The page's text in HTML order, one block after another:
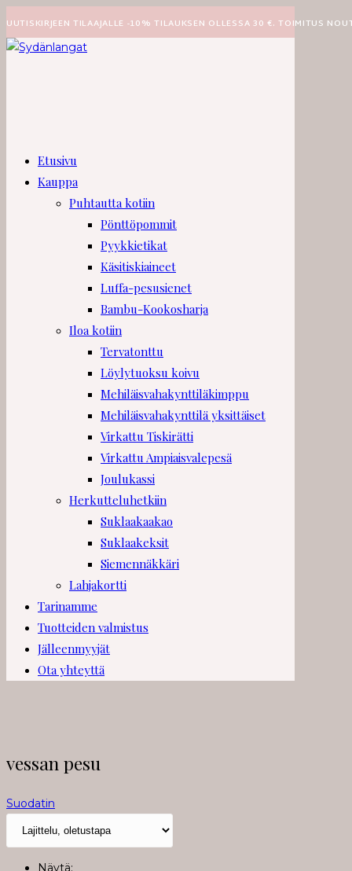
suoraan
sisältöön
UUTISKIRJEEN TILAAJALLE -10% TILAUKSEN OLLESSA 30 €. TOIMITUS
Etusivu
Kauppa
Puhtautta kotiin
Pönttöpommit
Pyykkietikat
Käsitiskiaineet
Luffa-pesusienet
Bambu-Kookosharja
Iloa kotiin
Tervatonttu
Löylytuoksu koivu
Mehiläisvahakynttiläkimppu
Mehiläisvahakynttilä yksittäiset
Virkattu Tiskirätti
Virkattu Ampiaisvalepesä
Joulukassi
Herkutteluhetkiin
Suklaakaakao
Suklaakeksit
Siemennäkkäri
Lahjakortti
Tarinamme
Tuotteiden valmistus
Jälleenmyyjät
Ota yhteyttä
vessan pesu
Suodatin
Näytä: